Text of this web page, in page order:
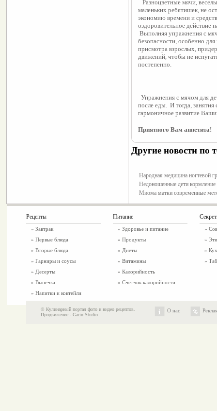
маленьких ребятишек, не
экономию времени и
оздоровительное действие
безопасности, особенно
присмотра взрослых,
движений, чтобы не
постепенно.
Упражнения с мячом для
после еды.  И тогда,
гармоничное развитие
Приятного Вам аппетита!
Другие новости по
Народная медицина ногтевой
Недоношенные дети кормление
Миома матки современные
Рецепты
» Завтрак
» Первые блюда
» Вторые блюда
» Гарниры и соусы
» Десерты
» Выпечка
» Напитки и коктейли
Питание
» Здоровье и питание
» Продукты
» Диеты
» Витамины
» Калорийность
» Счетчик калорийности
»
»
»
»
© Кулинарный портал фото и видео рецептов.
Продвижение - Garin Studio
О нас